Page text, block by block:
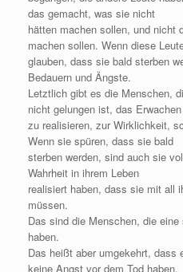
das gemacht, was sie nicht
hätten machen sollen, und nicht
machen sollen. Wenn diese
glauben, dass sie bald sterben
Bedauern und Ängste.
Letztlich gibt es die Menschen,
nicht gelungen ist, das Erwachen
zu realisieren, zur Wirklichkeit,
Wenn sie spüren, dass sie bald
sterben werden, sind auch sie
Wahrheit in ihrem Leben
realisiert haben, dass sie mit all
müssen.
Das sind die Menschen, die
haben.
Das heißt aber umgekehrt, dass
keine Angst vor dem Tod haben.